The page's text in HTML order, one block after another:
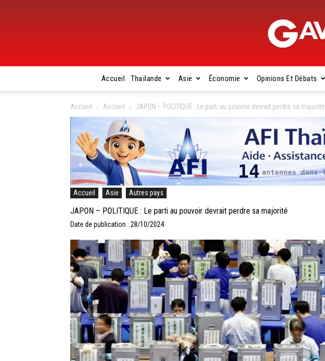
Accueil Thaïlande Asie Économie Opinions Et Débats
Accueil Accueil JAPON – POLITIQUE : Le parti au pouvoir devrait perdre sa majorité
Accueil Asie Autres pays
JAPON – POLITIQUE : Le parti au pouvoir devrait perdre sa majorité
Date de publication : 28/10/2024